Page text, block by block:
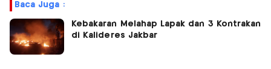
Baca Juga :
Kebakaran Melahap Lapak dan 3 Kontrakan
di Kalideres Jakbar